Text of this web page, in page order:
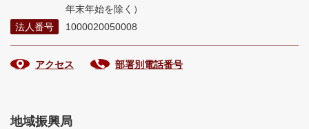
年末年始を除く）
法人番号
1000020050008
アクセス 部署別電話番号
地域振興局